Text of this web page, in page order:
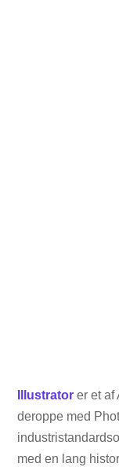
Illustrator er et af
deroppe med
med en lang